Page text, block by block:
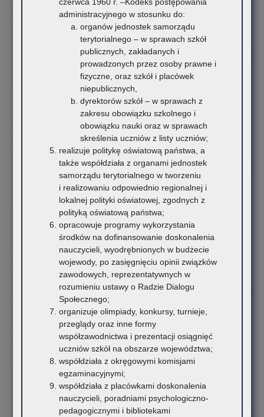
Załączniki Informacja o liczbie wolnych miejsc na semestr
6 sierpnia 2026
Konkurs stypendialny dla romskich uczniów szkół
ponadpodstawowych oraz studentów romskich
Związek Romów Polskich ogłasza konkurs stypendialny dla
Czytaj więcej
VI edycja Ogólnopolskiej Olimpiady Wiedzy o
Procesie Inwestycyjno-Budowlanym
Komitet Główny Ogólnopolskiej Olimpiady Wiedzy
o Procesie Inwestycyjno-Budowlanym przekazuje
harmonogram…
5 sierpnia 2026
Ogłoszenie o naborze kandydatów na stanowisko doradcy
metodycznego dla nauczycieli szkół i placówek znajdujących
się na terenie województwa małopolskiego
Kuratorium Oświaty w Krakowie ogłasza nabór kandydatów na
stanowisko doradców…
administracyjnego w stosunku do:
organów jednostek samorządu
terytorialnego – w sprawach szkół
publicznych, zakładanych i
prowadzonych przez osoby prawne i
fizyczne, oraz szkół i placówek
niepublicznych,
dyrektorów szkół – w sprawach z
zakresu obowiązku szkolnego i
obowiązku nauki oraz w sprawach
skreślenia uczniów z listy uczniów;
realizuje politykę oświatową państwa, a
także współdziała z organami jednostek
samorządu terytorialnego w tworzeniu
i realizowaniu odpowiednio regionalnej i
lokalnej polityki oświatowej, zgodnych z
polityką oświatową państwa;
opracowuje programy wykorzystania
środków na dofinansowanie doskonalenia
nauczycieli, wyodrębnionych w budżecie
wojewody, po zasięgnięciu opinii związków
zawodowych, reprezentatywnych w
rozumieniu ustawy o Radzie Dialogu
Społecznego;
organizuje olimpiady, konkursy, turnieje,
przeglądy oraz inne formy
współzawodnictwa i prezentacji osiągnięć
uczniów szkół na obszarze województwa;
współdziała z okręgowymi komisjami
egzaminacyjnymi;
współdziała z placówkami doskonalenia
nauczycieli, poradniami psychologiczno-
pedagogicznymi i bibliotekami